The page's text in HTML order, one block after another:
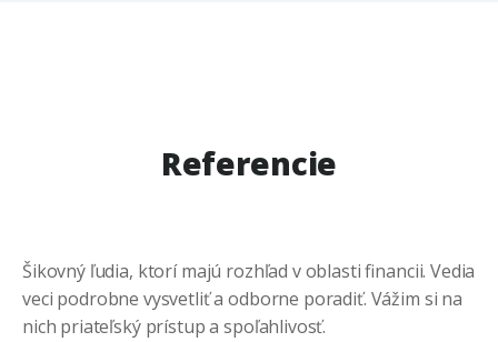
Referencie
Šikovný ľudia, ktorí majú rozhľad v oblasti financii. Vedia
veci podrobne vysvetliť a odborne poradiť. Vážim si na
nich priateľský prístup a spoľahlivosť.